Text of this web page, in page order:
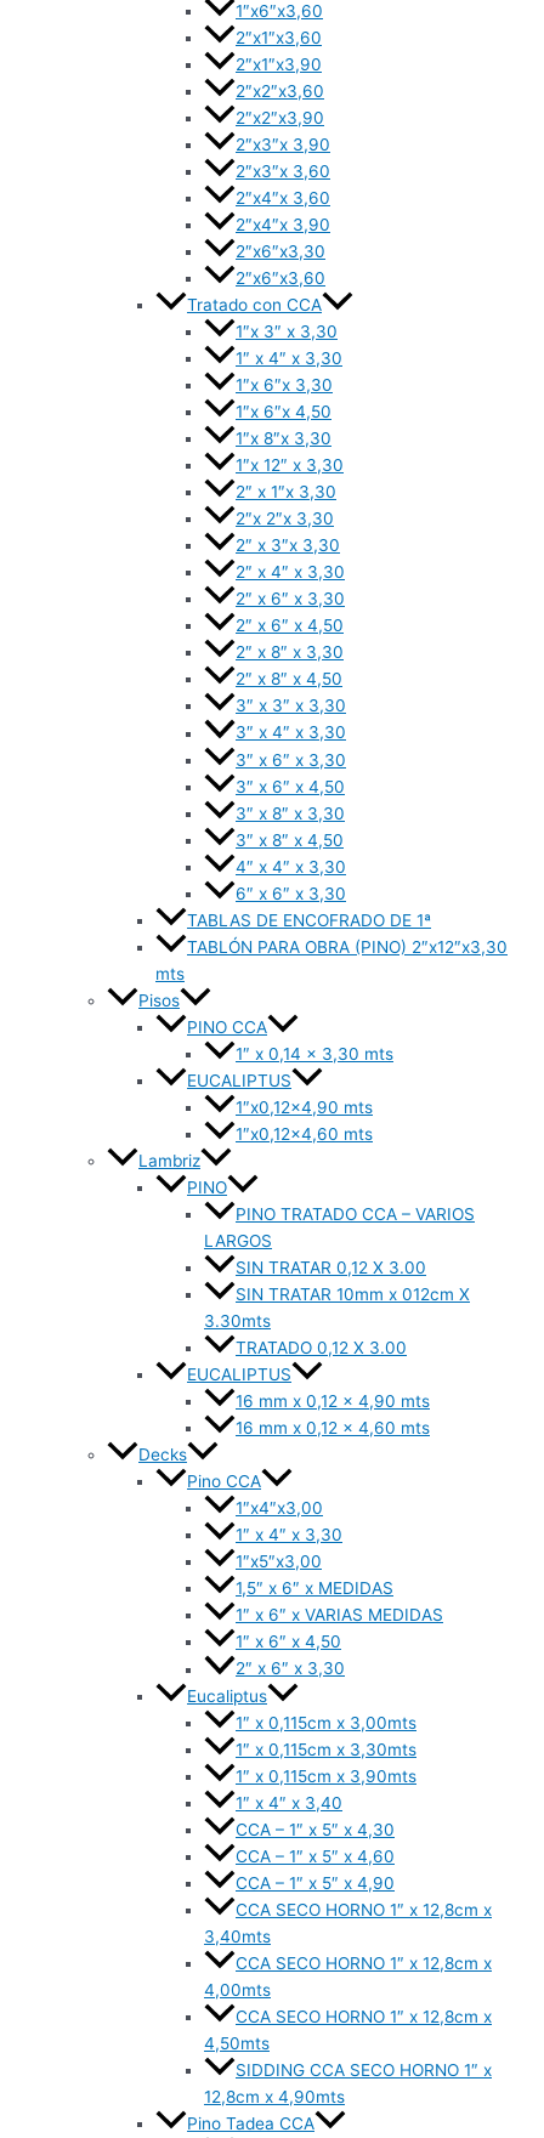
1″x6″x3,60
2″x1″x3,60
2″x1″x3,90
2″x2″x3,60
2″x2″x3,90
2″x3″x 3,90
2″x3″x 3,60
2″x4″x 3,60
2″x4″x 3,90
2″x6″x3,30
2″x6″x3,60
Tratado con CCA
1″x 3″ x 3,30
1″ x 4″ x 3,30
1″x 6″x 3,30
1″x 6″x 4,50
1″x 8″x 3,30
1″x 12″ x 3,30
2″ x 1″x 3,30
2″x 2″x 3,30
2″ x 3″x 3,30
2″ x 4″ x 3,30
2″ x 6″ x 3,30
2″ x 6″ x 4,50
2″ x 8″ x 3,30
2″ x 8″ x 4,50
3″ x 3″ x 3,30
3″ x 4″ x 3,30
3″ x 6″ x 3,30
3″ x 6″ x 4,50
3″ x 8″ x 3,30
3″ x 8″ x 4,50
4″ x 4″ x 3,30
6″ x 6″ x 3,30
TABLAS DE ENCOFRADO DE 1ª
TABLÓN PARA OBRA (PINO) 2″x12″x3,30
mts
Pisos
PINO CCA
1″ x 0,14 x 3,30 mts
EUCALIPTUS
1″x0,12×4,90 mts
1″x0,12×4,60 mts
Lambriz
PINO
PINO TRATADO CCA – VARIOS
LARGOS
SIN TRATAR 0,12 X 3.00
SIN TRATAR 10mm x 012cm X
3.30mts
TRATADO 0,12 X 3.00
EUCALIPTUS
16 mm x 0,12 x 4,90 mts
16 mm x 0,12 x 4,60 mts
Decks
Pino CCA
1″x4″x3,00
1″ x 4″ x 3,30
1″x5″x3,00
1,5″ x 6″ x MEDIDAS
1″ x 6″ x VARIAS MEDIDAS
1″ x 6″ x 4,50
2″ x 6″ x 3,30
Eucaliptus
1″ x 0,115cm x 3,00mts
1″ x 0,115cm x 3,30mts
1″ x 0,115cm x 3,90mts
1″ x 4″ x 3,40
CCA – 1″ x 5″ x 4,30
CCA – 1″ x 5″ x 4,60
CCA – 1″ x 5″ x 4,90
CCA SECO HORNO 1″ x 12,8cm x
3,40mts
CCA SECO HORNO 1″ x 12,8cm x
4,00mts
CCA SECO HORNO 1″ x 12,8cm x
4,50mts
SIDDING CCA SECO HORNO 1″ x
12,8cm x 4,90mts
Pino Tadea CCA